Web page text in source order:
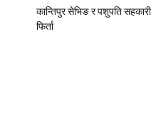
कान्तिपुर सेभिङ र पशुपति
फिर्ता